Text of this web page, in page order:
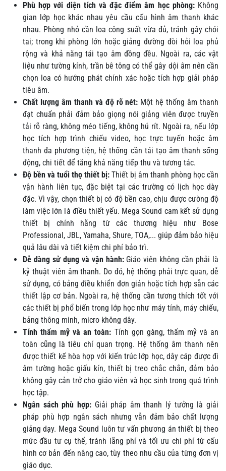
Phù hợp với diện tích và đặc điểm âm học phòng:Không
gian lớp học khác nhau yêu cầu cấu hình âm thanh khác
nhau. Phòng nhỏ cần loa công suất vừa đủ, tránh gây chói
tai; trong khi phòng lớn hoặc giảng đường đòi hỏi loa phủ
rộng và khả năng tái tạo âm đồng đều. Ngoài ra, các vật
liệu như tường kính, trần bê tông có thể gây dội âm nên cần
chọn loa có hướng phát chính xác hoặc tích hợp giải pháp
tiêu âm.
Chất lượng âm thanh và độ rõ nét: Một hệ thống âm thanh
đạt chuẩn phải đảm bảo giọng nói giảng viên được truyền
tải rõ ràng, không méo tiếng, không hú rít. Ngoài ra, nếu lớp
học tích hợp trình chiếu video, học trực tuyến hoặc âm
thanh đa phương tiện, hệ thống cần tái tạo âm thanh sống
động, chi tiết để tăng khả năng tiếp thu và tương tác.
Độ bền và tuổi thọ thiết bị: Thiết bị âm thanh phòng học cần
vận hành liên tục, đặc biệt tại các trường có lịch học dày
đặc. Vì vậy, chọn thiết bị có độ bền cao, chịu được cường độ
làm việc lớn là điều thiết yếu. Mega Sound cam kết sử dụng
thiết bị chính hãng từ các thương hiệu như Bose
Professional, JBL, Yamaha, Shure, TOA,... giúp đảm bảo hiệu
quả lâu dài và tiết kiệm chi phí bảo trì.
Dễ dàng sử dụng và vận hành:Giáo viên không cần phải là
kỹ thuật viên âm thanh. Do đó, hệ thống phải trực quan, dễ
sử dụng, có bảng điều khiển đơn giản hoặc tích hợp sẵn các
thiết lập cơ bản. Ngoài ra, hệ thống cần tương thích tốt với
các thiết bị phổ biến trong lớp học như máy tính, máy chiếu,
bảng thông minh, micro không dây.
Tính thẩm mỹ và an toàn: Tính gọn gàng, thẩm mỹ và an
toàn cũng là tiêu chí quan trọng. Hệ thống âm thanh nên
được thiết kế hòa hợp với kiến trúc lớp học, dây cáp được đi
âm tường hoặc giấu kín, thiết bị treo chắc chắn, đảm bảo
không gây cản trở cho giáo viên và học sinh trong quá trình
học tập.
Ngân sách phù hợp:Giải pháp âm thanh lý tưởng là giải
pháp phù hợp ngân sách nhưng vẫn đảm bảo chất lượng
giảng dạy. Mega Sound luôn tư vấn phương án thiết bị theo
mức đầu tư cụ thể, tránh lãng phí và tối ưu chi phí từ cấu
hình cơ bản đến nâng cao, tùy theo nhu cầu của từng đơn vị
giáo dục.